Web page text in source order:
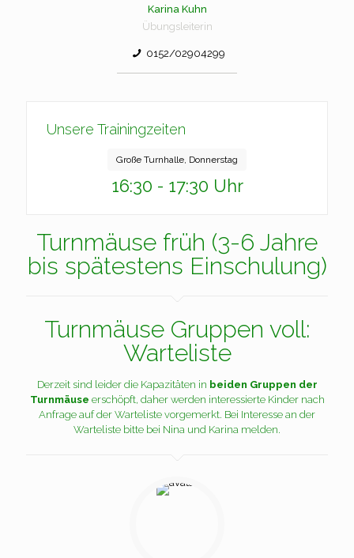
Karina Kuhn
Übungsleiterin
0152/02904299
Unsere Trainingzeiten
Große Turnhalle, Donnerstag
16:30 - 17:30 Uhr
Turnmäuse früh (3-6 Jahre
bis spätestens Einschulung)
Turnmäuse Gruppen voll:
Warteliste
Derzeit sind leider die Kapazitäten in beiden Gruppen der
Turnmäuse erschöpft, daher werden interessierte Kinder nach
Anfrage auf der Warteliste vorgemerkt. Bei Interesse an der
Warteliste bitte bei Nina und Karina melden.